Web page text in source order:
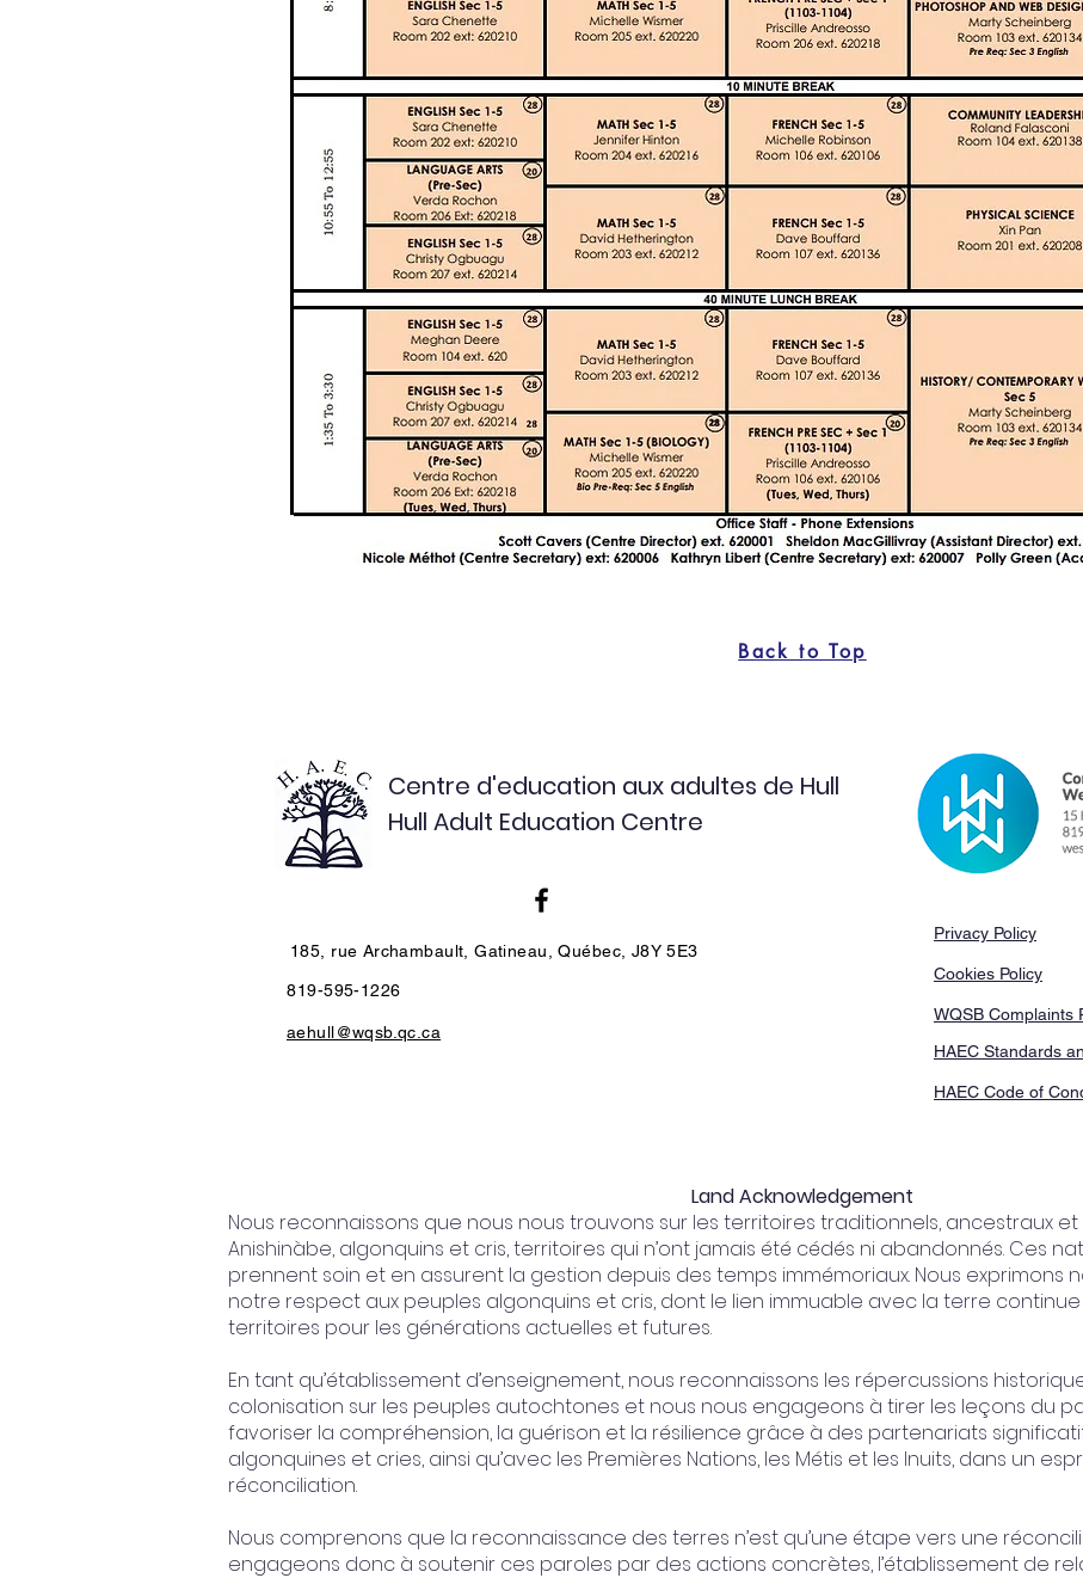
Back to Top
Centre d'education aux adultes de Hull
Hull Adult Education Centre
185, rue Archambault, Gatineau, Québec, J8Y 5E3
819-595-1226
aehull@wqsb.qc.ca
Privacy Policy
Cookies Policy
WQSB Complaints
HAEC Standards
HAEC Code of
Land Acknowledgement
Nous reconnaissons que nous nous trouvons sur les territoires traditionnels, ancestraux
Anishinàbe, algonquins et cris, territoires qui n’ont jamais été cédés ni abandonnés. Ces
prennent soin et en assurent la gestion depuis des temps immémoriaux. Nous
notre respect aux peuples algonquins et cris, dont le lien immuable avec la terre
territoires pour les générations actuelles et futures.
En tant qu’établissement d’enseignement, nous reconnaissons les répercussions
colonisation sur les peuples autochtones et nous nous engageons à tirer les leçons du
favoriser la compréhension, la guérison et la résilience grâce à des partenariats
algonquines et cries, ainsi qu’avec les Premières Nations, les Métis et les Inuits, dans un
réconciliation.
Nous comprenons que la reconnaissance des terres n’est qu’une étape vers une
engageons donc à soutenir ces paroles par des actions concrètes, l’établissement de